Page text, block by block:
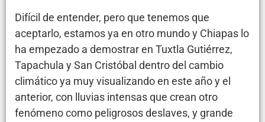
Difícil de entender, pero que tenemos que
aceptarlo, estamos ya en otro mundo y Chiapas lo
ha empezado a demostrar en Tuxtla Gutiérrez,
Tapachula y San Cristóbal dentro del cambio
climático ya muy visualizando en este año y el
anterior, con lluvias intensas que crean otro
fenómeno como peligrosos deslaves, y grande